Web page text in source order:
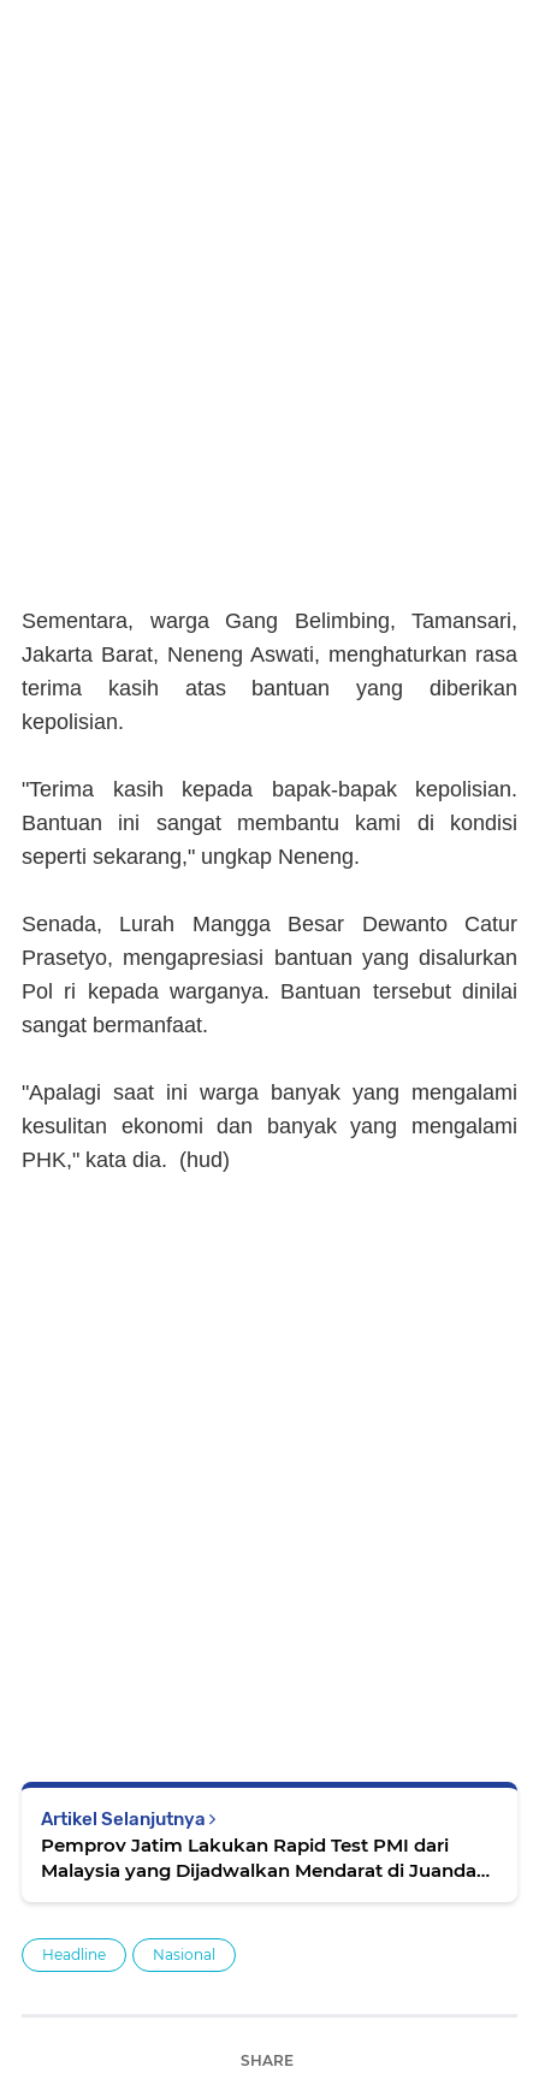
Sementara, warga Gang Belimbing, Tamansari,
Jakarta Barat, Neneng Aswati, menghaturkan rasa
terima kasih atas bantuan yang diberikan
kepolisian.
"Terima kasih kepada bapak-bapak kepolisian.
Bantuan ini sangat membantu kami di kondisi
seperti sekarang," ungkap Neneng.
Senada, Lurah Mangga Besar Dewanto Catur
Prasetyo, mengapresiasi bantuan yang disalurkan
Pol ri kepada warganya. Bantuan tersebut dinilai
sangat bermanfaat.
"Apalagi saat ini warga banyak yang mengalami
kesulitan ekonomi dan banyak yang mengalami
PHK," kata dia. (hud)
Artikel Selanjutnya
Pemprov Jatim Lakukan Rapid Test PMI dari
Malaysia yang Dijadwalkan Mendarat di Juanda
Headline Nasional
SHARE